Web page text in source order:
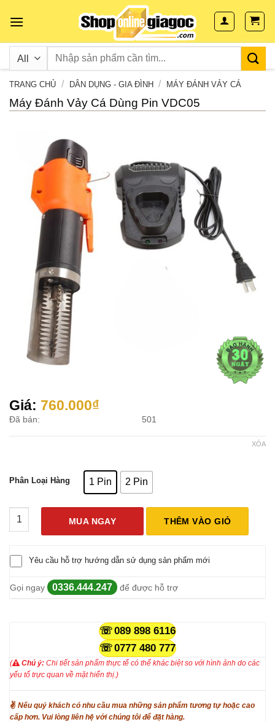
TRANG CHỦ / DÂN DỤNG - GIA ĐÌNH / MÁY ĐÁNH VẢY CÁ
Máy Đánh Vảy Cá Dùng Pin VDC05
Giá: 760.000₫
Đã bán: 501
Phân Loại Hàng 1 Pin 2 Pin
XÓA
Máy Đánh Vảy Cá Dùng Pin VDC05 số lượng
MUA NGAY
THÊM VÀO GIỎ
Yêu cầu hỗ trợ hướng dẫn sử dụng sản phẩm mới
Gọi ngay 0336.444.247 để được hỗ trợ
089 898 6116
0777 480 777
( Chú ý: Chi tiết sản phẩm thực tế có thể khác biệt so với hình ảnh do các
yếu tố trực quan về mặt hiển thị.)
✌ Nếu quý khách có nhu cầu mua những sản phẩm tương tự hoặc cao
cấp hơn. Vui lòng liên hệ với chúng tôi để đặt hàng.